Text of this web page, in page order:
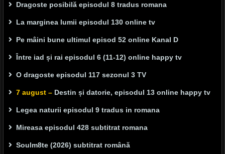
Dragoste posibilă episodul 8 tradus romana
La marginea lumii episodul 130 online tv
Pe mâini bune ultimul episod 52 online Kanal D
Între iad și rai episodul 6 (11-12) online happy tv
O dragoste episodul 117 sezonul 3 TV
7 august – Destin și datorie, episodul 13 online happy tv
Legea naturii episodul 9 tradus in romana
Mireasa episodul 428 subtitrat romana
Soulm8te (2026) subtitrat română